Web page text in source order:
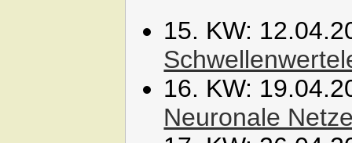
15. KW:
16. KW:
Neuronale